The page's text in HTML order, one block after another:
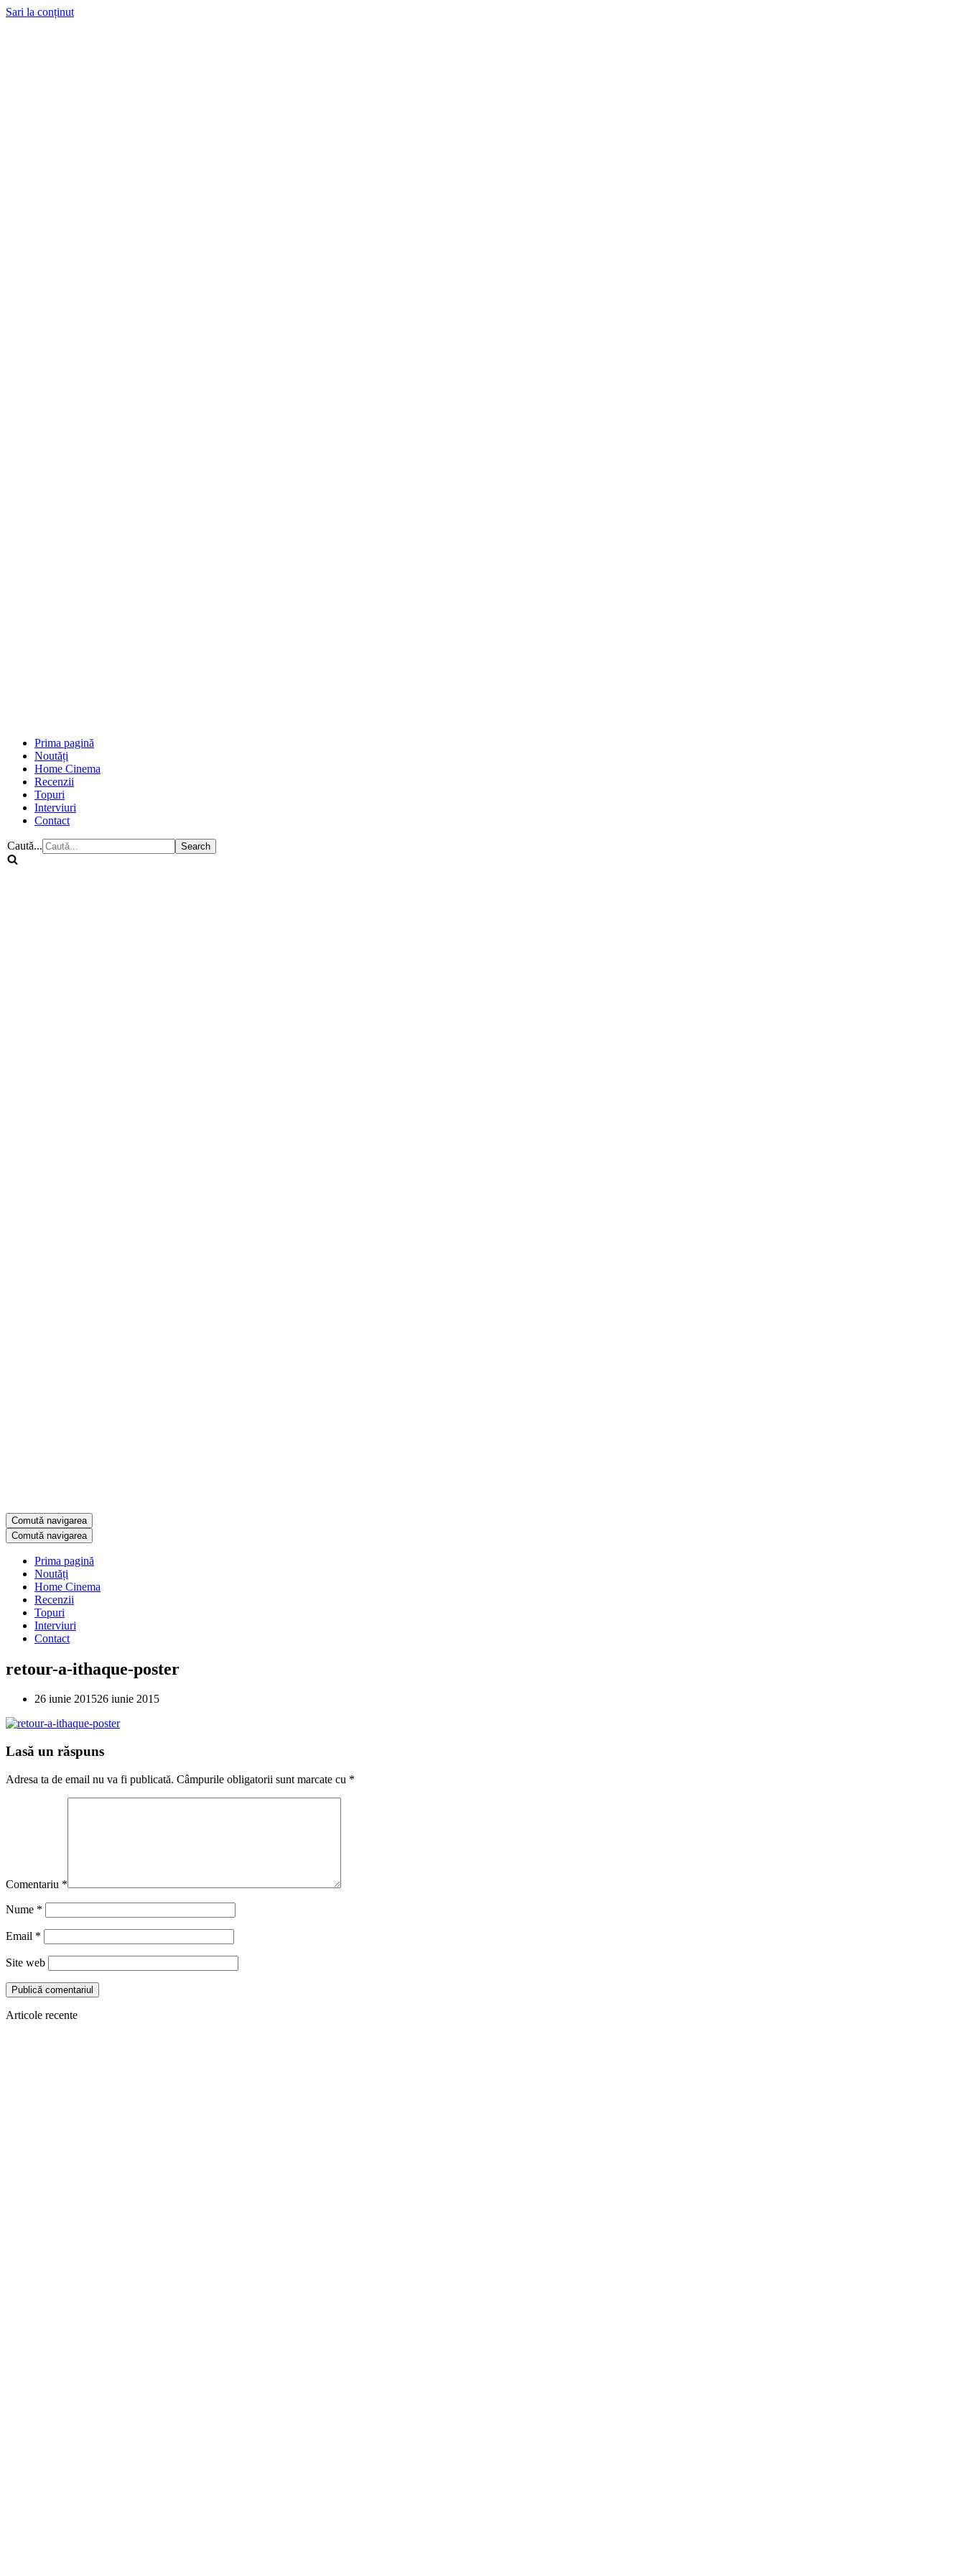
Sari la conținut
Prima pagină
Noutăți
Home Cinema
Recenzii
Topuri
Interviuri
Contact
Caută...
Comută navigarea
Comută navigarea
Prima pagină
Noutăți
Home Cinema
Recenzii
Topuri
Interviuri
Contact
retour-a-ithaque-poster
26 iunie 201526 iunie 2015
Lasă un răspuns
Adresa ta de email nu va fi publicată. Câmpurile obligatorii sunt marcate cu *
Comentariu *
Nume *
Email *
Site web
Articole recente